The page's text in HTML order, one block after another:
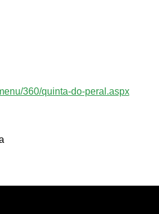
360/quinta-do-peral.aspx